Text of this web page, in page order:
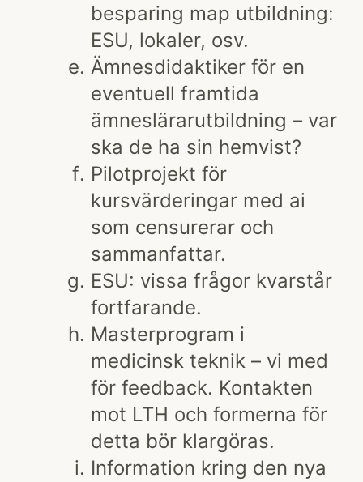
besparing map utbildning:
ESU, lokaler, osv.
Ämnesdidaktiker för en
eventuell framtida
ämneslärarutbildning – var
ska de ha sin hemvist?
Pilotprojekt för
kursvärderingar med ai
som censurerar och
sammanfattar.
ESU: vissa frågor kvarstår
fortfarande.
Masterprogram i
medicinsk teknik – vi med
för feedback. Kontakten
mot LTH och formerna för
detta bör klargöras.
Information kring den nya